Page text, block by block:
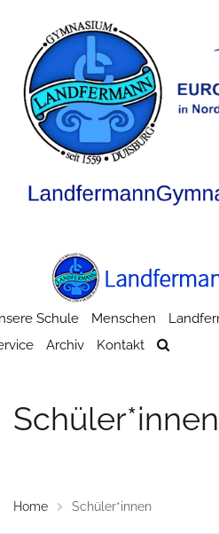
Schule Menschen
Archiv Kontakt
Schüler*innen
Home Schüler*innen